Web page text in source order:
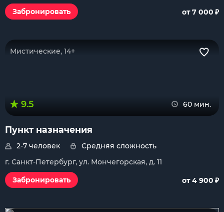
Забронировать
от 7 000 ₽
Мистические, 14+
9.5 60 мин.
Пункт назначения
2-7 человек
Средняя сложность
г. Санкт-Петербург, ул. Мончегорская, д. 11
Забронировать
от 4 900 ₽